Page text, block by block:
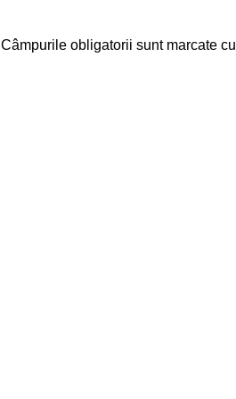
Câmpurile obligatorii sunt marcate cu